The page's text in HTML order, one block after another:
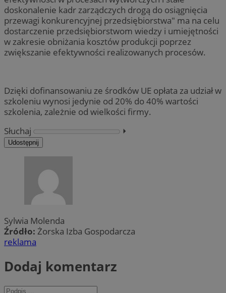
doskonalenie kadr zarządczych drogą do osiągnięcia
przewagi konkurencyjnej przedsiębiorstwa" ma na celu
dostarczenie przedsiębiorstwom wiedzy i umiejętności
w zakresie obniżania kosztów produkcji poprzez
zwiększanie efektywności realizowanych procesów.
Dzięki dofinansowaniu ze środków UE opłata za udział w
szkoleniu wynosi jedynie od 20% do 40% wartości
szkolenia, zależnie od wielkości firmy.
Słuchaj
⏵︎
Udostępnij
Sylwia Molenda
Źródło: Żorska Izba Gospodarcza
reklama
Dodaj komentarz